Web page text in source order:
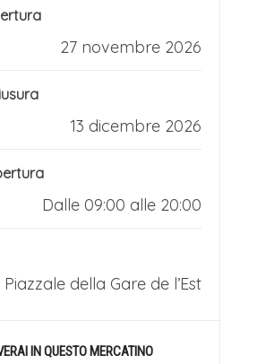
27 novembre 2026
13 dicembre 2026
Dalle 09:00 alle 20:00
Piazzale della Gare de l’Est
IN QUESTO MERCATINO